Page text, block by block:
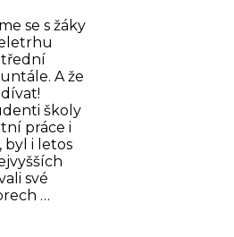
se s žáky
A že
školy
práce i
byl i letos
své
…